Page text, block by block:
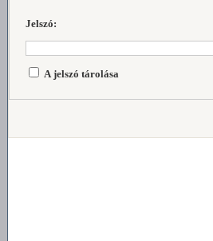
Jelszó:
A jelszó tárolása